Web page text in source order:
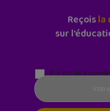
Reçoisla
sur
Parentalité